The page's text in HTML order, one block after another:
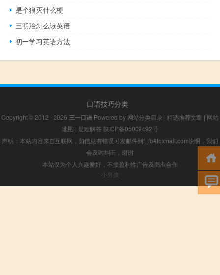
是个狼灭什么梗
三明治怎么读英语
初一学习英语方法
口语技巧分类
Copyright © 2012 - 2026 三一口语 Powered by 网站分类目录 | 精选推荐文章 | 网站
地图 | 疑难解答 陕ICP备05009492号
声明：本站内容来自互联网，如信息有错误可发邮件到f_fb#foxmail.com说明，我们
会及时纠正，谢谢
本站仅为个人兴趣爱好，不接盈利性广告及商业合作
小男孩